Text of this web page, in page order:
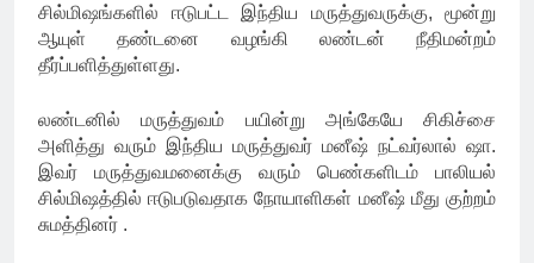
சில்மிஷங்களில் ஈடுபட்ட இந்திய மருத்துவருக்கு, மூன்று
ஆயுள் தண்டனை வழங்கி லண்டன் நீதிமன்றம்
தீர்ப்பளித்துள்ளது.
லண்டனில் மருத்துவம் பயின்று அங்கேயே சிகிச்சை
அளித்து வரும் இந்திய மருத்துவர் மனீஷ் நட்வர்லால் ஷா.
இவர் மருத்துவமனைக்கு வரும் பெண்களிடம் பாலியல்
சில்மிஷத்தில் ஈடுபடுவதாக நோயாளிகள் மனீஷ் மீது குற்றம்
சுமத்தினர் .